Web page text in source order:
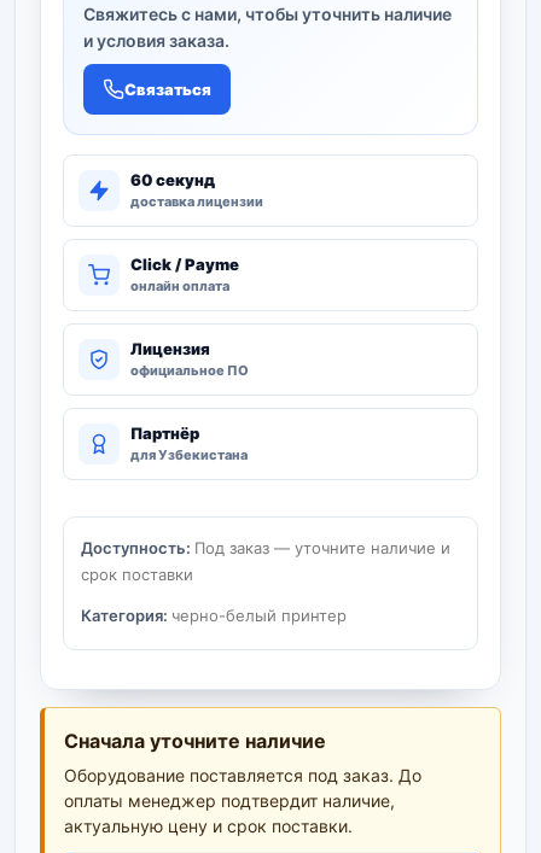
Свяжитесь с нами, чтобы уточнить наличие
и условия заказа.
Связаться
60 секунд
доставка лицензии
Click / Payme
онлайн оплата
Лицензия
официальное ПО
Партнёр
для Узбекистана
Доступность: Под заказ — уточните наличие и
срок поставки
Категория: черно-белый принтер
Сначала уточните наличие
Оборудование поставляется под заказ. До
оплаты менеджер подтвердит наличие,
актуальную цену и срок поставки.